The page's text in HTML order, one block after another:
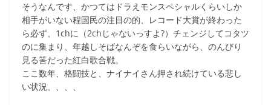
o
k
そうなんです、かつてはドラえモンスペシャルくらいしか
相手がいない程国民の注目の的、レコード大賞が終わった
ら必ず、1chに（2chじゃないっすよ?）チェンジしてコタツ
のに集まり、年越しそばなんぞを食らいながら、のんびり
見る筈だった紅白歌合戦。
ここ数年、格闘技と、ナイナイさん押され続けている悲し
い状況、、、、